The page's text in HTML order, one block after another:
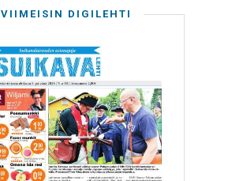
VIIMEISIN DIGILEHTI